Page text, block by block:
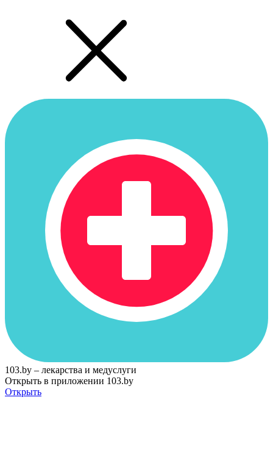
103.by – лекарства и медуслуги
Открыть в приложении 103.by
Открыть